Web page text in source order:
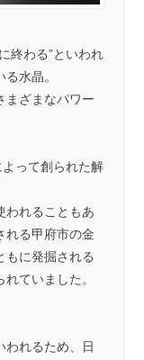
終わる”といわれ
水晶。
まざまなパワー
って創られた解
われることもあ
れる甲府市の金
もに発掘される
ていました。
われるため、日